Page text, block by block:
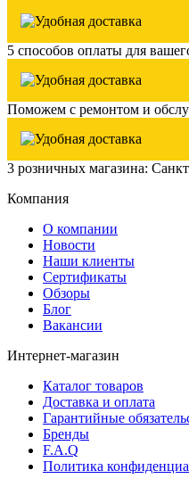
5 способов оплаты для
Поможем с ремонтом и
3 розничных магазина:
Компания
О компании
Новости
Наши клиенты
Сертификаты
Обзоры
Блог
Вакансии
Интернет-магазин
Каталог товаров
Доставка и оплата
Гарантийные
Бренды
F.A.Q
Политика